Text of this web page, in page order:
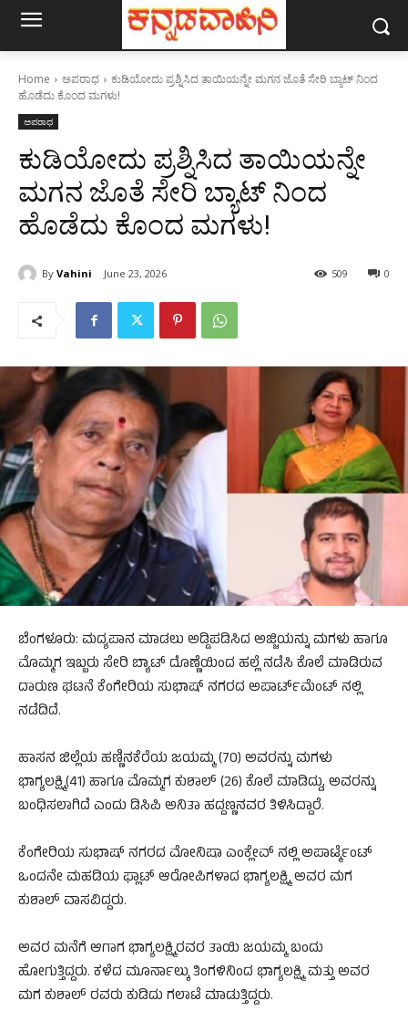
Home ಅಪರಾಧ
ಕುಡಿಯೋದು ಪ್ರಶ್ನಿಸಿದ ತಾಯಿಯನ್ನೇ ಮಗನ ಜೊತೆ ಸೇರಿ ಬ್ಯಾಟ್ ನಿಂದ
ಹೊಡೆದು ಕೊಂದ ಮಗಳು!
ಅಪರಾಧ
ಕುಡಿಯೋದು ಪ್ರಶ್ನಿಸಿದ ತಾಯಿಯನ್ನೇ
ಮಗನ ಜೊತೆ ಸೇರಿ ಬ್ಯಾಟ್ ನಿಂದ
ಹೊಡೆದು ಕೊಂದ ಮಗಳು!
By Vahini June 23, 2026 0
509
ಬೆಂಗಳೂರು: ಮದ್ಯಪಾನ ಮಾಡಲು ಅಡ್ಡಿಪಡಿಸಿದ ಅಜ್ಜಿಯನ್ನು ಮಗಳು ಹಾಗೂ
ಮೊಮ್ಮಗ ಇಬ್ಬರು ಸೇರಿ ಬ್ಯಾಟ್ ದೊಣ್ಣೆಯಿಂದ ಹಲ್ಲೆ ನಡೆಸಿ ಕೊಲೆ‌ ಮಾಡಿರುವ
ದಾರುಣ ಘಟನೆ ಕೆಂಗೇರಿಯ ಸುಭಾಷ್ ನಗರದ ಅಪಾರ್ಟ್‌ಮೆಂಟ್ ನಲ್ಲಿ
ನಡೆದಿದೆ.
ಹಾಸನ ಜಿಲ್ಲೆಯ ಹಣ್ಣಿನಕೆರೆಯ ಜಯಮ್ಮ (70) ಅವರನ್ನು ಮಗಳು
ಭಾಗ್ಯಲಕ್ಷ್ಮಿ(41) ಹಾಗೂ ಮೊಮ್ಮಗ ಕುಶಾಲ್ (26) ಕೊಲೆ ಮಾಡಿದ್ದು, ಅವರನ್ನು
ಬಂಧಿಸಲಾಗಿದೆ ಎಂದು ಡಿಸಿಪಿ ಅನಿತಾ ಹದ್ದಣ್ಣನವರ ತಿಳಿಸಿದ್ದಾರೆ.
ಕೆಂಗೇರಿಯ ಸುಭಾಷ್ ನಗರದ ಮೋನಿಷಾ ಎಂಕ್ಲೇವ್ ನಲ್ಲಿ ಅಪಾರ್ಟ್ಮೆಂಟ್
ಒಂದನೇ ಮಹಡಿಯ ಫ್ಲಾಟ್ ಆರೋಪಿಗಳಾದ ಭಾಗ್ಯಲಕ್ಷ್ಮಿ ಅವರ ಮಗ
ಕುಶಾಲ್ ವಾಸವಿದ್ದರು.
ಅವರ ಮನೆಗೆ ಆಗಾಗ ಭಾಗ್ಯಲಕ್ಷ್ಮಿರವರ ತಾಯಿ ಜಯಮ್ಮ ಬಂದು
ಹೋಗುತ್ತಿದ್ದರು. ಕಳೆದ ಮೂರ್ನಾಲ್ಕು ತಿಂಗಳಿನಿಂದ ಭಾಗ್ಯಲಕ್ಷ್ಮಿ ಮತ್ತು ಅವರ
ಮಗ ಕುಶಾಲ್ ರವರು ಕುಡಿದು ಗಲಾಟೆ ಮಾಡುತ್ತಿದ್ದರು.